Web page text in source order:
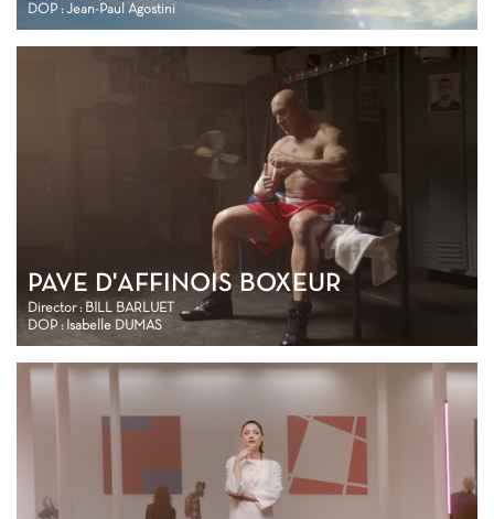
DOP : Jean-Paul Agostini
PAVE D'AFFINOIS BOXEUR
Director : BILL BARLUET
DOP : Isabelle DUMAS